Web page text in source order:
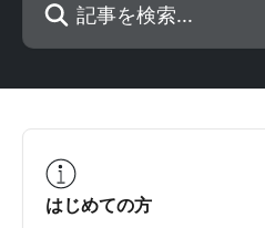
はじめての方